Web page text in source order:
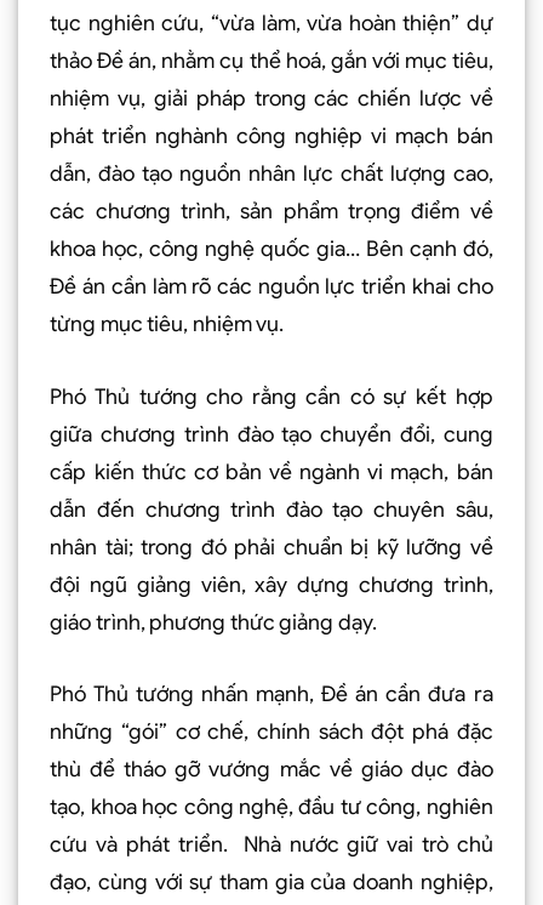
tục nghiên cứu, “vừa làm, vừa hoàn thiện” dự
thảo Đề án, nhằm cụ thể hoá, gắn với mục tiêu,
nhiệm vụ, giải pháp trong các chiến lược về
phát triển nghành công nghiệp vi mạch bán
dẫn, đào tạo nguồn nhân lực chất lượng cao,
các chương trình, sản phẩm trọng điểm về
khoa học, công nghệ quốc gia… Bên cạnh đó,
Đề án cần làm rõ các nguồn lực triển khai cho
từng mục tiêu, nhiệm vụ.
Phó Thủ tướng cho rằng cần có sự kết hợp
giữa chương trình đào tạo chuyển đổi, cung
cấp kiến thức cơ bản về ngành vi mạch, bán
dẫn đến chương trình đào tạo chuyên sâu,
nhân tài; trong đó phải chuẩn bị kỹ lưỡng về
đội ngũ giảng viên, xây dựng chương trình,
giáo trình, phương thức giảng dạy.
Phó Thủ tướng nhấn mạnh, Đề án cần đưa ra
những “gói” cơ chế, chính sách đột phá đặc
thù để tháo gỡ vướng mắc về giáo dục đào
tạo, khoa học công nghệ, đầu tư công, nghiên
cứu và phát triển. Nhà nước giữ vai trò chủ
đạo, cùng với sự tham gia của doanh nghiệp,